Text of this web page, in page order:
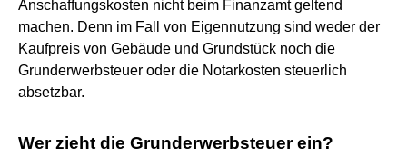
Anschaffungskosten nicht beim Finanzamt geltend
machen. Denn im Fall von Eigennutzung sind weder der
Kaufpreis von Gebäude und Grundstück noch die
Grunderwerbsteuer oder die Notarkosten steuerlich
absetzbar.
Wer zieht die Grunderwerbsteuer ein?